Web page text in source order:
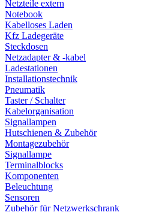
Netzteile extern
Notebook
Kabelloses Laden
Kfz Ladegeräte
Steckdosen
Netzadapter & -kabel
Ladestationen
Installationstechnik
Pneumatik
Taster / Schalter
Kabelorganisation
Signallampen
Hutschienen & Zubehör
Montagezubehör
Signallampe
Terminalblocks
Komponenten
Beleuchtung
Sensoren
Zubehör für Netzwerkschrank